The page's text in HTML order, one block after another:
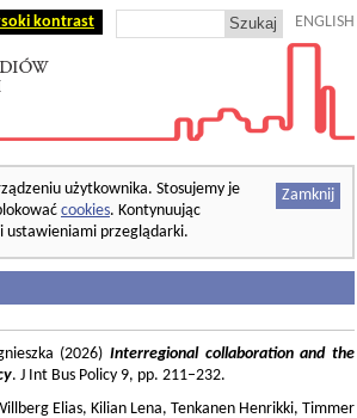
kontrast ENGLISH
Zamknij
użytkownika. Stosujemy je
cookies. Kontynuując
ustawieniami przeglądarki.
(2026) Interregional collaboration and the
. J Int Bus Policy 9, pp. 211–232.
Elias, Kilian Lena, Tenkanen Henrikki, Timmer